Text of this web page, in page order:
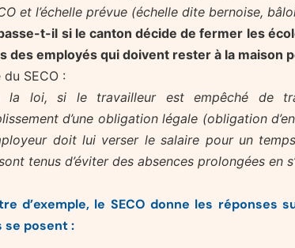
et l’échelle prévue (échelle dite bernoise,
t-il si le canton décide de fermer les
des employés qui doivent rester à la maison
du SECO :
la loi, si le travailleur est empêché de
d’une obligation légale (obligation
doit lui verser le salaire pour un
tenus d’éviter des absences prolongées en
d’exemple, le SECO donne les réponses
se posent :